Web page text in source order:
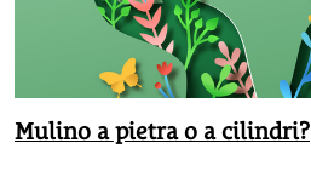
Mulino a pietra o a cilindri?